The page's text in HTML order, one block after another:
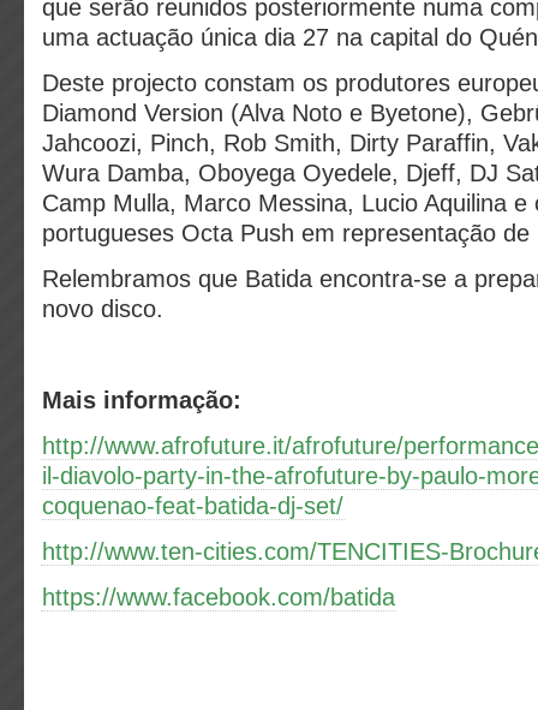
que serão reunidos posteriormente numa
uma actuação única dia 27 na capital do
Deste projecto constam os produtores
Diamond Version (Alva Noto e Byetone),
Jahcoozi, Pinch, Rob Smith, Dirty Paraffin,
Wura Damba, Oboyega Oyedele, Djeff, DJ
Camp Mulla, Marco Messina, Lucio Aquilina e
portugueses Octa Push em representação de
Relembramos que Batida encontra-se a
novo disco.
Mais informação:
http://www.afrofuture.it/afrofuture/
il-diavolo-party-in-the-afrofuture-by-paulo-
coquenao-feat-batida-dj-set/
http://www.ten-cities.com/TENCITIES-
https://www.facebook.com/batida